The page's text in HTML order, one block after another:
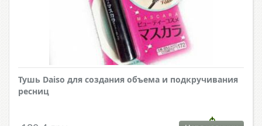
Тушь Daiso для создания объема и подкручивания
ресниц